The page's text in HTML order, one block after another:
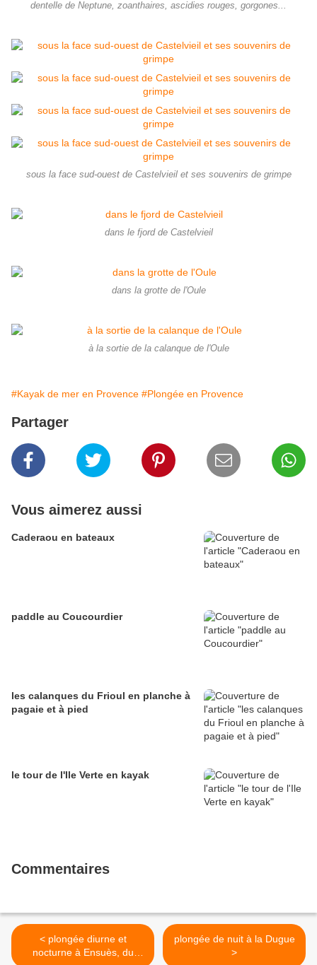
dentelle de Neptune, zoanthaires, ascidies rouges, gorgones...
sous la face sud-ouest de Castelvieil et ses souvenirs de grimpe
dans le fjord de Castelvieil
dans la grotte de l'Oule
à la sortie de la calanque de l'Oule
#Kayak de mer en Provence #Plongée en Provence
Partager
Vous aimerez aussi
Caderaou en bateaux
paddle au Coucourdier
les calanques du Frioul en planche à
pagaie et à pied
le tour de l'Ile Verte en kayak
Commentaires
< plongée diurne et
nocturne à Ensuès, du
plongée de nuit à la Dugue
>